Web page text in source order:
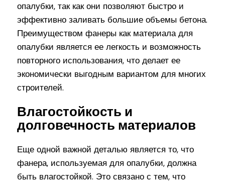
опалубки, так как они позволяют быстро и
эффективно заливать большие объемы бетона.
Преимуществом фанеры как материала для
опалубки является ее легкость и возможность
повторного использования, что делает ее
экономически выгодным вариантом для многих
строителей.
Влагостойкость и
долговечность материалов
Еще одной важной деталью является то, что
фанера, используемая для опалубки, должна
быть влагостойкой. Это связано с тем, что